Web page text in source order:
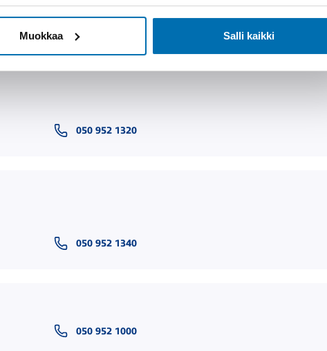
Muokkaa Salli kaikki
050 952 1330
050 952 1320
050 952 1340
050 952 1000